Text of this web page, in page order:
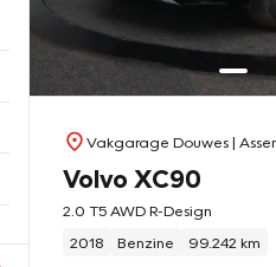
Vakgarage Douwes|
Volvo XC90
2.0 T5 AWD R-Design
2018
Benzine 99.242 km